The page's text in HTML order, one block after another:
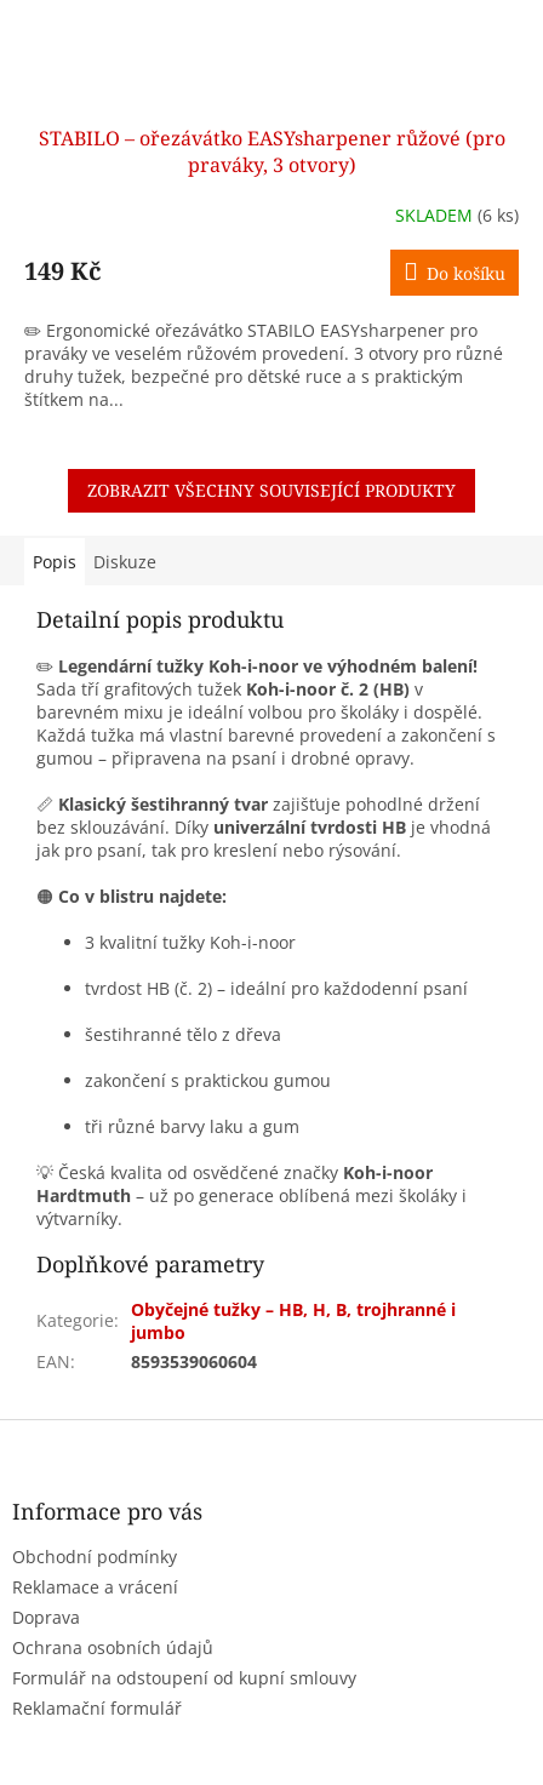
STABILO – ořezávátko EASYsharpener růžové (pro
praváky, 3 otvory)
SKLADEM (6 ks)
149 Kč Do košíku
✏️ Ergonomické ořezávátko STABILO EASYsharpener pro
praváky ve veselém růžovém provedení. 3 otvory pro různé
druhy tužek, bezpečné pro dětské ruce a s praktickým
štítkem na...
ZOBRAZIT VŠECHNY SOUVISEJÍCÍ PRODUKTY
Popis Diskuze
Detailní popis produktu
✏️ Legendární tužky Koh-i-noor ve výhodném balení!
Sada tří grafitových tužek Koh-i-noor č. 2 (HB) v
barevném mixu je ideální volbou pro školáky i dospělé.
Každá tužka má vlastní barevné provedení a zakončení s
gumou – připravena na psaní i drobné opravy.
📏 Klasický šestihranný tvar zajišťuje pohodlné držení
bez sklouzávání. Díky univerzální tvrdosti HB je vhodná
jak pro psaní, tak pro kreslení nebo rýsování.
🟠 Co v blistru najdete:
3 kvalitní tužky Koh-i-noor
tvrdost HB (č. 2) – ideální pro každodenní psaní
šestihranné tělo z dřeva
zakončení s praktickou gumou
tři různé barvy laku a gum
💡 Česká kvalita od osvědčené značky Koh-i-noor
Hardtmuth – už po generace oblíbená mezi školáky i
výtvarníky.
Doplňkové parametry
Kategorie: Obyčejné tužky – HB, H, B, trojhranné i
jumbo
EAN: 8593539060604
Z
Informace pro vás
Obchodní podmínky
Reklamace a vrácení
Doprava
Ochrana osobních údajů
Formulář na odstoupení od kupní smlouvy
Reklamační formulář